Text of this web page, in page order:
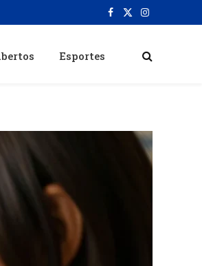
Facebook
X
Instagram
Esportes